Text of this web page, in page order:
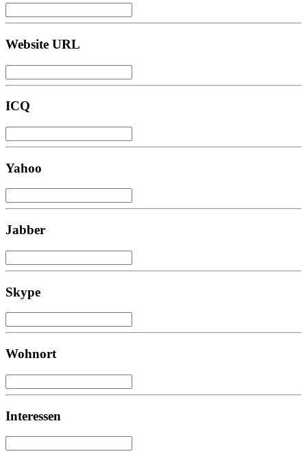
Website URL
ICQ
Yahoo
Jabber
Skype
Wohnort
Interessen